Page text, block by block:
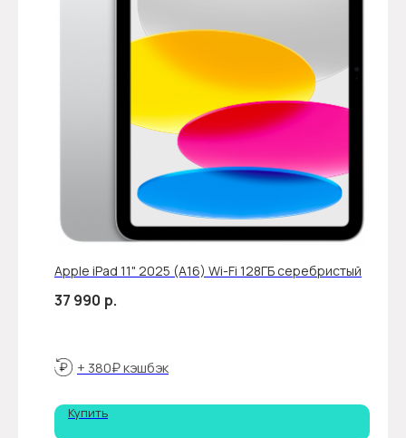
Apple iPad 11" 2025 (A16) Wi-Fi 128ГБ серебристый
37 990 р.
+ 380₽ кэшбэк
Купить